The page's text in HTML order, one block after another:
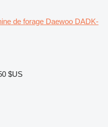
de forage Daewoo DADK-
$US